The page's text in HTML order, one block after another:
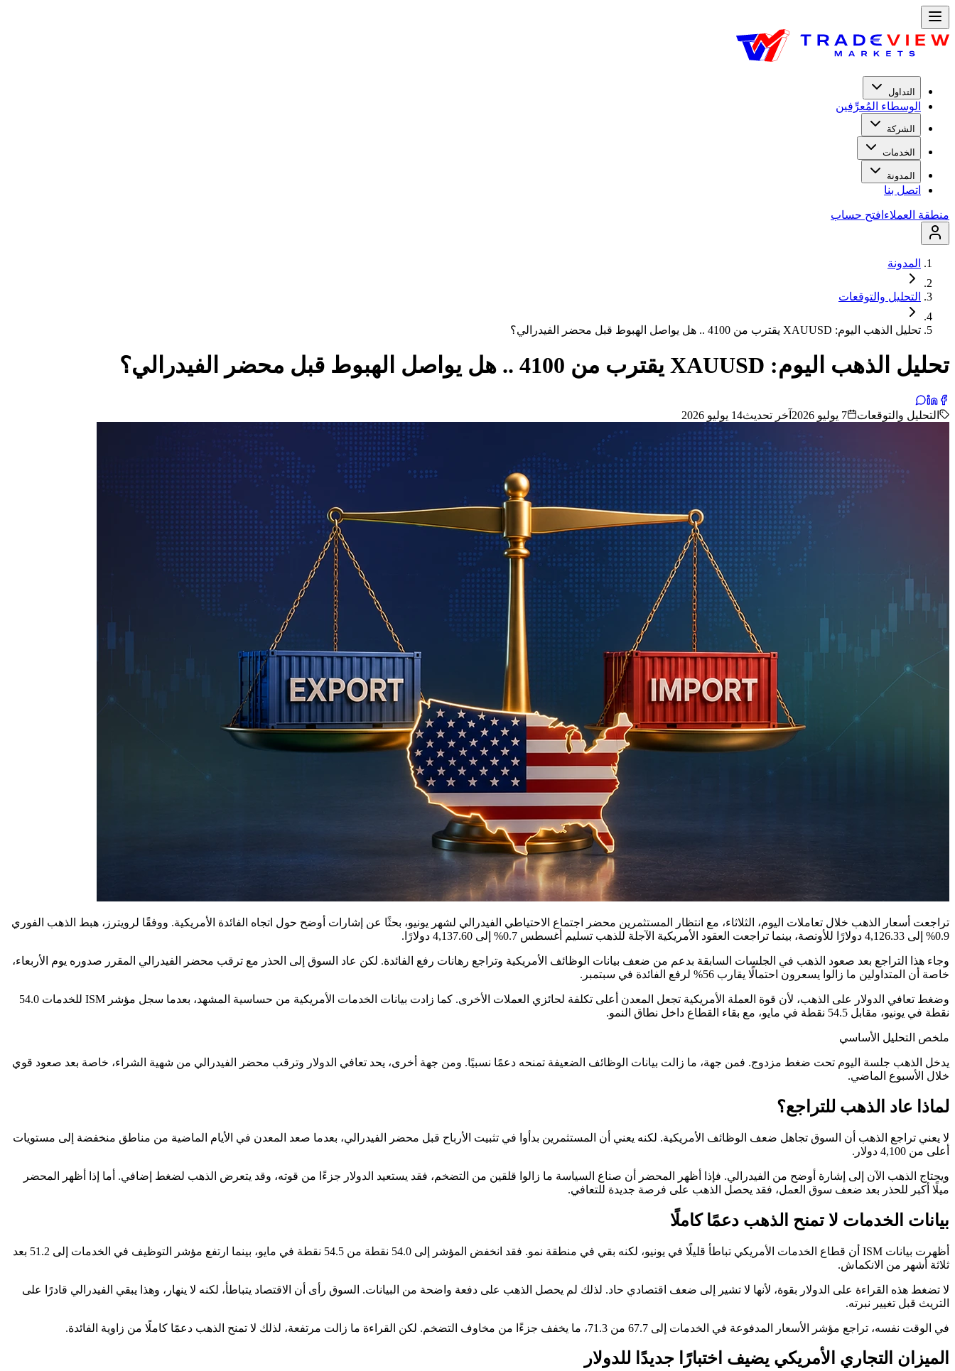
التداول
الوسطاء المُعرِّفين
الشركة
الخدمات
المدونة
اتصل بنا
منطقة العملاء افتح حساب
المدونة
التحليل والتوقعات
تحليل الذهب اليوم: XAUUSD يقترب من 4100 .. هل يواصل الهبوط قبل محضر الفيدرالي؟
تحليل الذهب اليوم: XAUUSD يقترب من 4100 .. هل يواصل الهبوط قبل محضر الفيدرالي؟
التحليل والتوقعات 7 يوليو 2026 آخر تحديث14 يوليو 2026
تراجعت أسعار الذهب خلال تعاملات اليوم، الثلاثاء، مع انتظار المستثمرين محضر اجتماع الاحتياطي الفيدرالي لشهر يونيو، بحثًا عن إشارات أوضح حول اتجاه الفائدة الأمريكية. ووفقًا لرويترز، هبط الذهب الفوري
0.9% إلى 4,126.33 دولارًا للأونصة، بينما تراجعت العقود الأمريكية الآجلة للذهب تسليم أغسطس 0.7% إلى 4,137.60 دولارًا.
وجاء هذا التراجع بعد صعود الذهب في الجلسات السابقة بدعم من ضعف بيانات الوظائف الأمريكية وتراجع رهانات رفع الفائدة. لكن عاد السوق إلى الحذر مع ترقب محضر الفيدرالي المقرر صدوره يوم الأربعاء،
خاصة أن المتداولين ما زالوا يسعرون احتمالًا يقارب 56% لرفع الفائدة في سبتمبر.
وضغط تعافي الدولار على الذهب، لأن قوة العملة الأمريكية تجعل المعدن أعلى تكلفة لحائزي العملات الأخرى. كما زادت بيانات الخدمات الأمريكية من حساسية المشهد، بعدما سجل مؤشر ISM للخدمات 54.0
نقطة في يونيو، مقابل 54.5 نقطة في مايو، مع بقاء القطاع داخل نطاق النمو.
ملخص التحليل الأساسي
يدخل الذهب جلسة اليوم تحت ضغط مزدوج. فمن جهة، ما زالت بيانات الوظائف الضعيفة تمنحه دعمًا نسبيًا. ومن جهة أخرى، يحد تعافي الدولار وترقب محضر الفيدرالي من شهية الشراء، خاصة بعد صعود قوي
خلال الأسبوع الماضي.
لماذا عاد الذهب للتراجع؟
لا يعني تراجع الذهب أن السوق تجاهل ضعف الوظائف الأمريكية. لكنه يعني أن المستثمرين بدأوا في تثبيت الأرباح قبل محضر الفيدرالي، بعدما صعد المعدن في الأيام الماضية من مناطق منخفضة إلى مستويات
أعلى من 4,100 دولار.
ويحتاج الذهب الآن إلى إشارة أوضح من الفيدرالي. فإذا أظهر المحضر أن صناع السياسة ما زالوا قلقين من التضخم، فقد يستعيد الدولار جزءًا من قوته، وقد يتعرض الذهب لضغط إضافي. أما إذا أظهر المحضر
ميلًا أكبر للحذر بعد ضعف سوق العمل، فقد يحصل الذهب على فرصة جديدة للتعافي.
بيانات الخدمات لا تمنح الذهب دعمًا كاملًا
أظهرت بيانات ISM أن قطاع الخدمات الأمريكي تباطأ قليلًا في يونيو، لكنه بقي في منطقة نمو. فقد انخفض المؤشر إلى 54.0 نقطة من 54.5 نقطة في مايو، بينما ارتفع مؤشر التوظيف في الخدمات إلى 51.2 بعد
ثلاثة أشهر من الانكماش.
لا تضغط هذه القراءة على الدولار بقوة، لأنها لا تشير إلى ضعف اقتصادي حاد. لذلك لم يحصل الذهب على دفعة واضحة من البيانات. السوق رأى أن الاقتصاد يتباطأ، لكنه لا ينهار، وهذا يبقي الفيدرالي قادرًا على
التريث قبل تغيير نبرته.
في الوقت نفسه، تراجع مؤشر الأسعار المدفوعة في الخدمات إلى 67.7 من 71.3، ما يخفف جزءًا من مخاوف التضخم. لكن القراءة ما زالت مرتفعة، لذلك لا تمنح الذهب دعمًا كاملًا من زاوية الفائدة.
الميزان التجاري الأمريكي يضيف اختبارًا جديدًا للدولار